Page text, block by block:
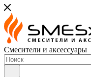
Смесители и аксессуары